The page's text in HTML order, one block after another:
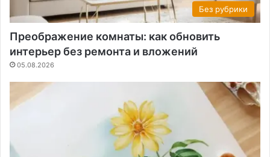
Без рубрики
Преображение комнаты: как обновить
интерьер без ремонта и вложений
05.08.2026